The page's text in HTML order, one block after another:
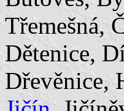
Třemešná,
Dětenice,
Dřevěnice,